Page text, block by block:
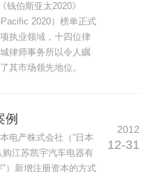
钱伯斯亚太2020》
Pacific 2020）榜单正式
执业领域，十四位律
律师事务所以令人瞩
其市场领先地位。
例
电产株式会社（“日本
购江苏凯宇汽车电器有
”）新增注册资本的方式
2012
12-31